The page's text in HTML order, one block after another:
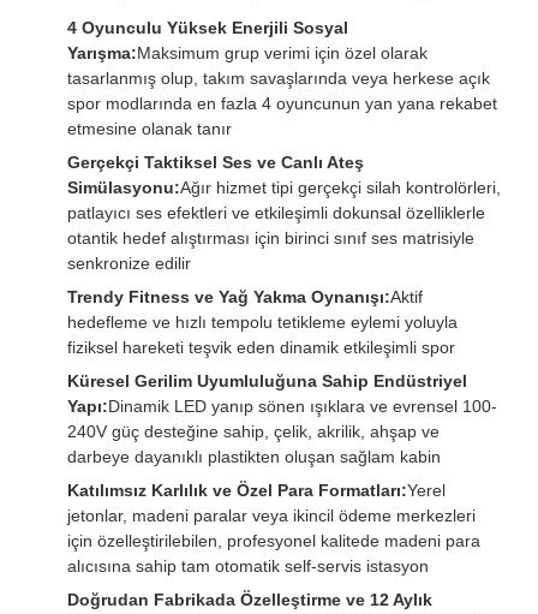
4 Oyunculu Yüksek Enerjili Sosyal
Yarışma:Maksimum grup verimi için özel olarak
tasarlanmış olup, takım savaşlarında veya herkese açık
spor modlarında en fazla 4 oyuncunun yan yana rekabet
etmesine olanak tanır
Gerçekçi Taktiksel Ses ve Canlı Ateş
Simülasyonu:Ağır hizmet tipi gerçekçi silah kontrolörleri,
patlayıcı ses efektleri ve etkileşimli dokunsal özelliklerle
otantik hedef alıştırması için birinci sınıf ses matrisiyle
senkronize edilir
Trendy Fitness ve Yağ Yakma Oynanışı:Aktif
hedefleme ve hızlı tempolu tetikleme eylemi yoluyla
fiziksel hareketi teşvik eden dinamik etkileşimli spor
Küresel Gerilim Uyumluluğuna Sahip Endüstriyel
Yapı:Dinamik LED yanıp sönen ışıklara ve evrensel 100-
240V güç desteğine sahip, çelik, akrilik, ahşap ve
darbeye dayanıklı plastikten oluşan sağlam kabin
Katılımsız Karlılık ve Özel Para Formatları:Yerel
jetonlar, madeni paralar veya ikincil ödeme merkezleri
için özelleştirilebilen, profesyonel kalitede madeni para
alıcısına sahip tam otomatik self-servis istasyon
Doğrudan Fabrikada Özelleştirme ve 12 Aylık